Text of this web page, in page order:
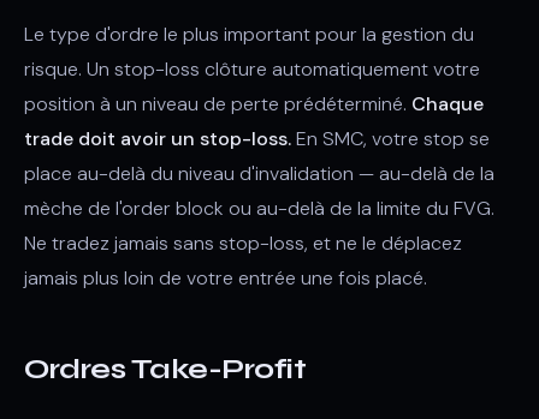
Le type d'ordre le plus important pour la gestion du
risque. Un stop-loss clôture automatiquement votre
position à un niveau de perte prédéterminé. Chaque
trade doit avoir un stop-loss.En SMC, votre stop se
place au-delà du niveau d'invalidation — au-delà de la
mèche de l'order block ou au-delà de la limite du FVG.
Ne tradez jamais sans stop-loss, et ne le déplacez
jamais plus loin de votre entrée une fois placé.
Ordres Take-Profit